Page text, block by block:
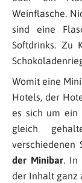
Weinflasche.
sind eine
Softdrinks. Zu
Womit eine
Hotels, der
es sich um
gleich
verschiedenen
der Minibar. In
der Inhalt ganz